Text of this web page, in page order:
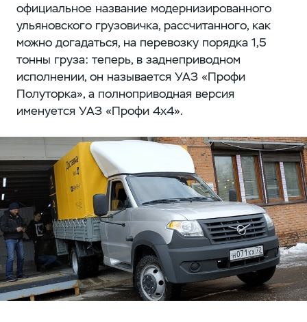
официальное название модернизированного
ульяновского грузовичка, рассчитанного, как
можно догадаться, на перевозку порядка 1,5
тонны груза: теперь, в заднеприводном
исполнении, он называется УАЗ «Профи
Полуторка», а полноприводная версия
именуется УАЗ «Профи 4х4».